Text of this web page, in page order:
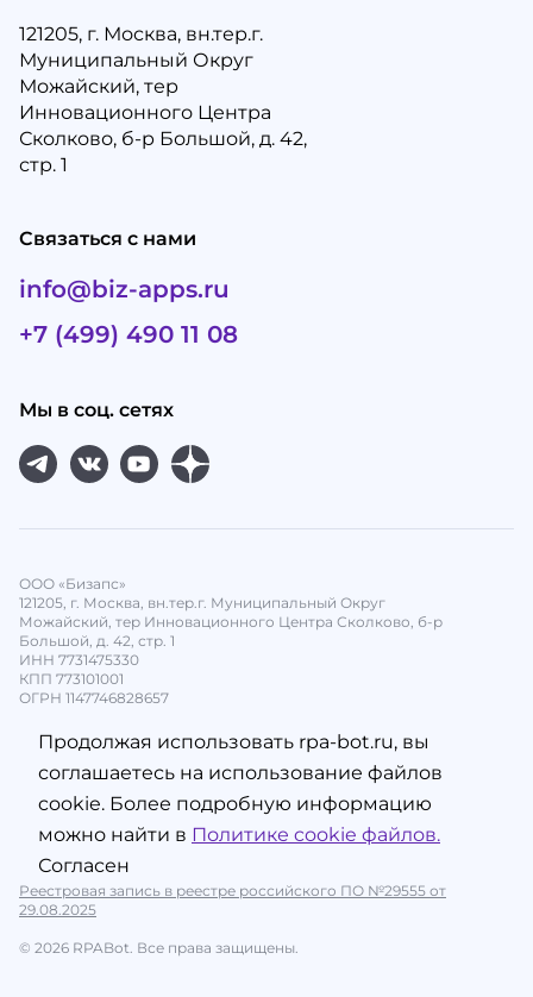
ООО «Бизапс»
121205, г. Москва, вн.тер.г. Муниципальный Округ
Можайский, тер Инновационного Центра Сколково, б-р
Большой, д. 42, стр. 1
ИНН 7731475330
КПП 773101001
ОГРН 1147746828657
121205, г. Москва, вн.тер.г.
Муниципальный Округ
Можайский, тер
Инновационного Центра
Сколково, б-р Большой, д. 42,
стр. 1
Связаться с нами
info@biz-apps.ru
+7 (499) 490 11 08
Мы в соц. сетях
© 2026 RPABot. Все права защищены.
Реестровая запись в реестре российского ПО №29555 от
29.08.2025
Продолжая использовать rpa-bot.ru, вы
соглашаетесь на использование файлов
cookie. Более подробную информацию
можно найти в Политике cookie файлов.
Согласен